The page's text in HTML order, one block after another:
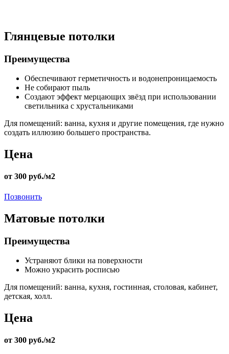
Глянцевые потолки
Преимущества
Обеспечивают герметичность и водонепроницаемость
Не собирают пыль
Создают эффект мерцающих звёзд при использовании
светильника с хрустальниками
Для помещений: ванна, кухня и другие помещения, где нужно
создать иллюзию большего пространства.
Цена
от 300 руб./м2
Позвонить
Матовые потолки
Преимущества
Устраняют блики на поверхности
Можно украсить росписью
Для помещений: ванна, кухня, гостинная, столовая, кабинет,
детская, холл.
Цена
от 300 руб./м2